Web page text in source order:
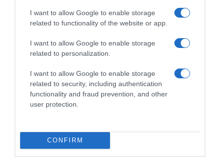
I want to allow Google to enable storage
related to functionality of the website or app.
I want to allow Google to enable storage
related to personalization.
I want to allow Google to enable storage
related to security, including authentication
functionality and fraud prevention, and other
user protection.
CONFIRM
ΕΛΛΑΔΑ
Συλλήψεις στη Ρόδο μετά από πορεία υπέρ
ΑΝΤΑΡΣΥΑ
Κινητοποίηση στο λιμάνι ενάντια στον κατάπλου
κρουαζιερόπλοιου